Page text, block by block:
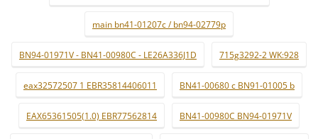
main bn41-01207c / bn94-02779p
BN94-01971V - BN41-00980C - LE26A336J1D 715g3292-2 WK:928
eax32572507 1 EBR35814406011 BN41-00680 c BN91-01005 b
EAX65361505(1.0) EBR77562814 BN41-00980C BN94-01971V